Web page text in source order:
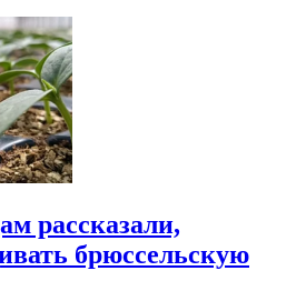
рассказали,
брюссельскую